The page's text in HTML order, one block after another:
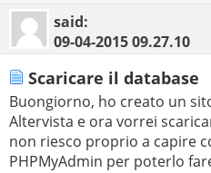
said:
09-04-201509.27.10
Scaricare il database
Buongiorno, ho creato un
Altervista e ora vorrei
non riesco proprio a capire
PHPMyAdmin per poterlo